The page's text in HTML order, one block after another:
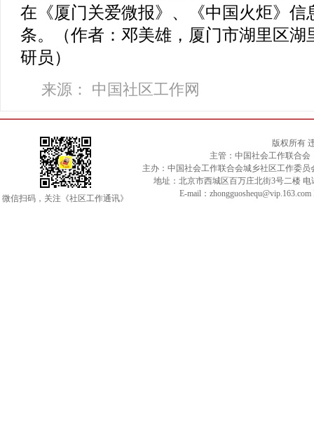
在《厦门关爱微报》、《中国火炬》信
条。（作者：邓美雄，厦门市湖里区
研员）
来源： 中国社区工作网
微信扫码，关注《社区工作通讯》
版权所有
主管：中国社会工作联合
主办：中国社会工作联合会城乡社区工作委
地址：北京市西城区百万庄北街3号二楼
E-mail：